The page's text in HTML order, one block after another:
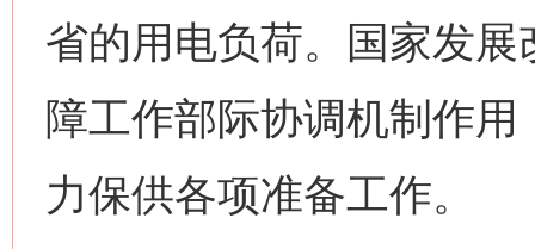
省的用电负荷。国家发
障工作部际协调机制作
力保供各项准备工作。